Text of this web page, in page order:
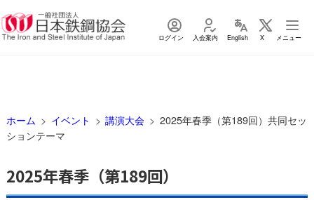
ログイン 入会案内 English X メニュー
ホーム イベント 講演大会
2025年春季（第189回）共同セッ
ションテーマ
2025年春季（第189回）